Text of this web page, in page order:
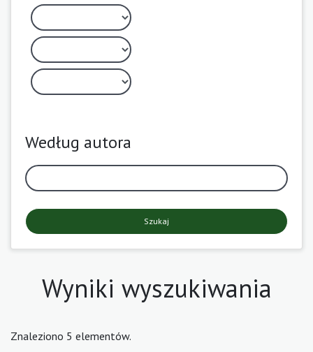
Według autora
Szukaj
Wyniki wyszukiwania
Znaleziono 5 elementów.